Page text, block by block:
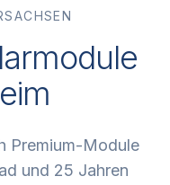
Premium-Module
und 25 Jahren